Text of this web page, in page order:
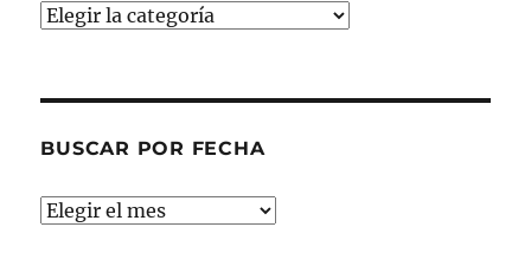
Buscar
BUSCAR POR FECHA
Buscar